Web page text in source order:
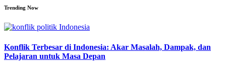
Trending Now
Konflik Terbesar di Indonesia: Akar Masalah, Dampak, dan
Pelajaran untuk Masa Depan